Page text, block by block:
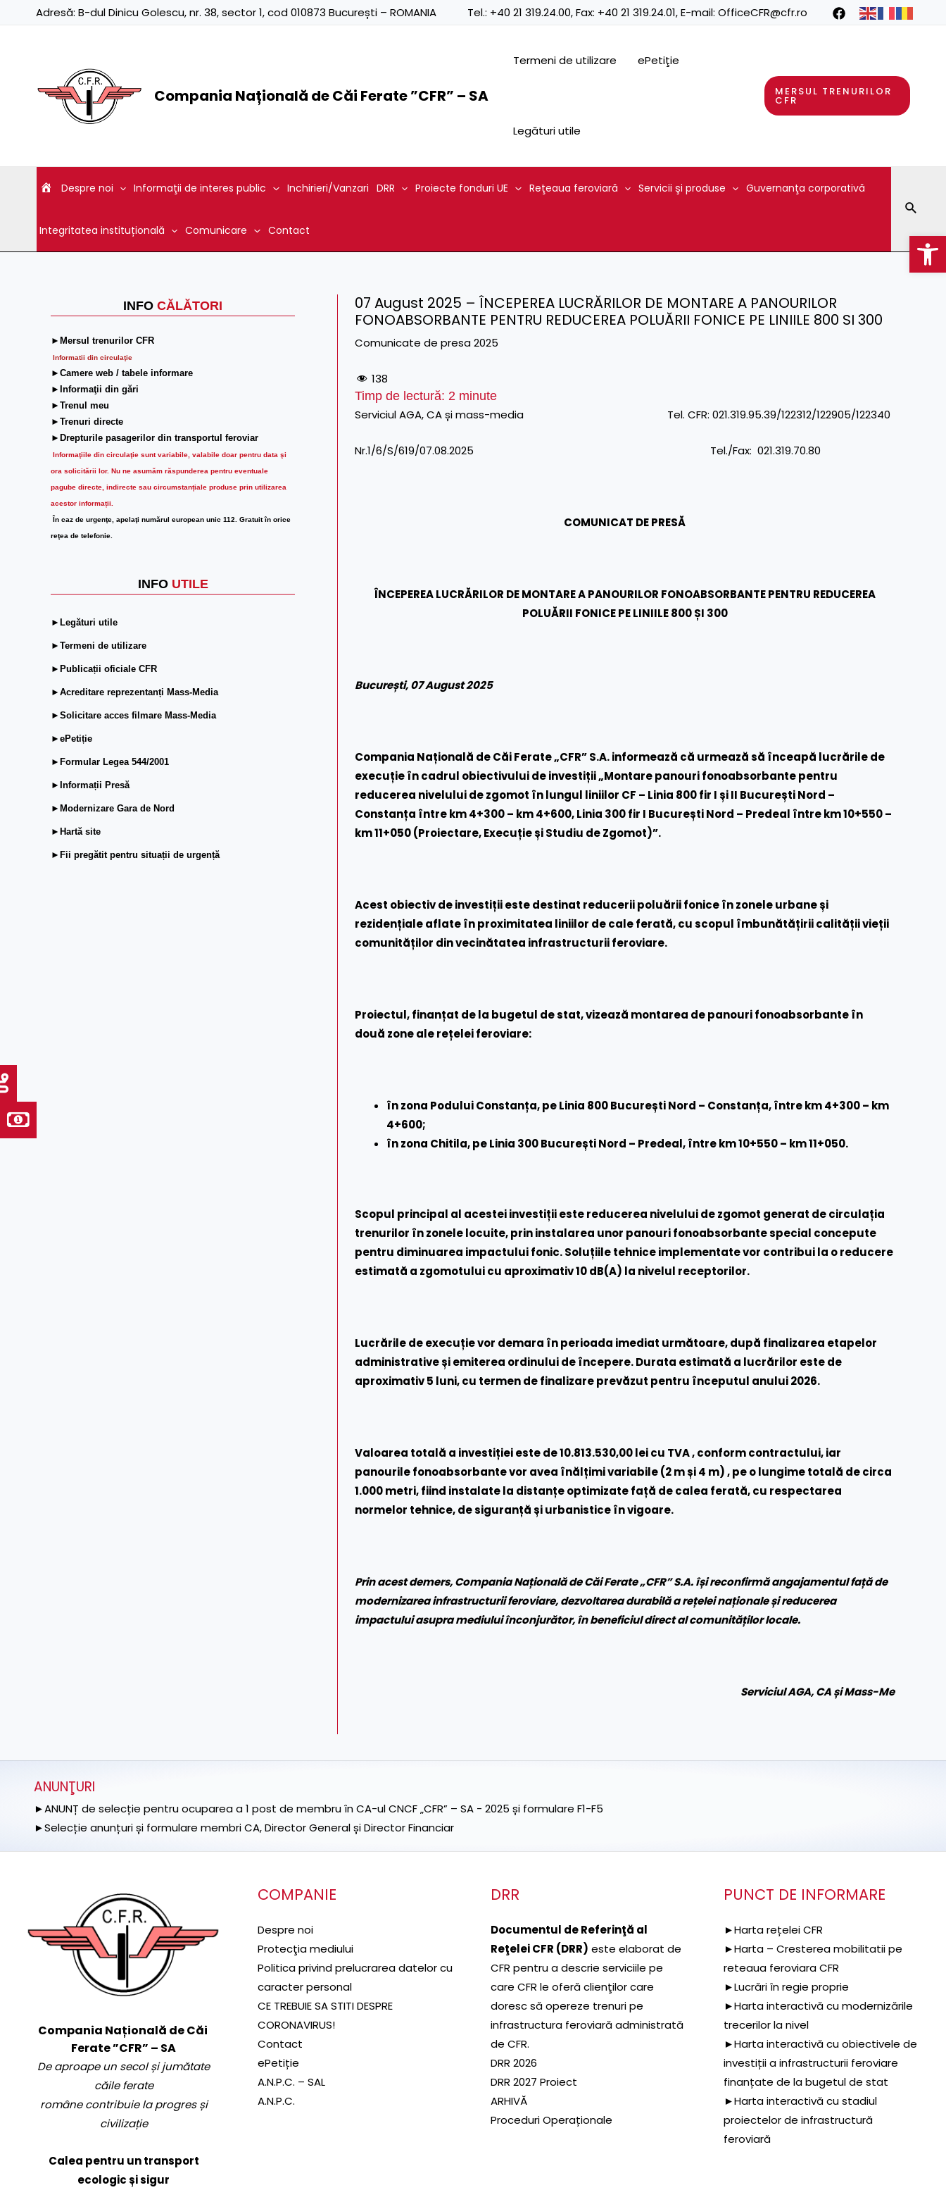
Adresă: B-dul Dinicu Golescu, nr. 38, sector 1, cod 010873 București – ROMANIA Tel.: +40 21 319.24.00, Fax: +40 21 319.24.01, E-mail: OfficeCFR@cfr.ro
Compania Națională de Căi Ferate ”CFR” – SA
Termeni de utilizare ePetiţie
Legături utile
MERSUL TRENURILOR
CFR
Despre noi Informaţii de interes public Inchirieri/Vanzari DRR Proiecte fonduri UE Reţeaua feroviară Servicii şi produse Guvernanţa corporativă
Integritatea instituțională Comunicare Contact
INFO CĂLĂTORI
►Mersul trenurilor CFR
Informatii din circulaţie
►Camere web / tabele informare
►Informaţii din gări
►Trenul meu
►Trenuri directe
►Drepturile pasagerilor din transportul feroviar
Informaţiile din circulaţie sunt variabile, valabile doar pentru data şi
ora solicitării lor. Nu ne asumăm răspunderea pentru eventuale
pagube directe, indirecte sau circumstanțiale produse prin utilizarea
acestor informații.
În caz de urgenţe, apelaţi numărul european unic 112. Gratuit în orice
reţea de telefonie.
INFO UTILE
►Legături utile
►Termeni de utilizare
►Publicații oficiale CFR
►Acreditare reprezentanți Mass-Media
►Solicitare acces filmare Mass-Media
►ePetiție
►Formular Legea 544/2001
►Informații Presă
►Modernizare Gara de Nord
►Hartă site
►Fii pregătit pentru situații de urgență
07 August 2025 – ÎNCEPEREA LUCRĂRILOR DE MONTARE A PANOURILOR
FONOABSORBANTE PENTRU REDUCEREA POLUĂRII FONICE PE LINIILE 800 SI 300
Comunicate de presa 2025
138
Timp de lectură: 2 minute
Serviciul AGA, CA și mass-media Tel. CFR: 021.319.95.39/122312/122905/122340
Nr.1/6/S/619/07.08.2025 Tel./Fax: 021.319.70.80
COMUNICAT DE PRESĂ
ÎNCEPEREA LUCRĂRILOR DE MONTARE A PANOURILOR FONOABSORBANTE PENTRU REDUCEREA
POLUĂRII FONICE PE LINIILE 800 ȘI 300
București, 07 August 2025
Compania Națională de Căi Ferate „CFR” S.A. informează că urmează să înceapă lucrările de
execuție în cadrul obiectivului de investiții „Montare panouri fonoabsorbante pentru
reducerea nivelului de zgomot în lungul liniilor CF – Linia 800 fir I și II București Nord –
Constanța între km 4+300 – km 4+600, Linia 300 fir I București Nord – Predeal între km 10+550 –
km 11+050 (Proiectare, Execuție și Studiu de Zgomot)”.
Acest obiectiv de investiții este destinat reducerii poluării fonice în zonele urbane și
rezidențiale aflate în proximitatea liniilor de cale ferată, cu scopul îmbunătățirii calității vieții
comunităților din vecinătatea infrastructurii feroviare.
Proiectul, finanțat de la bugetul de stat, vizează montarea de panouri fonoabsorbante în
două zone ale rețelei feroviare:
în zona Podului Constanța, pe Linia 800 București Nord – Constanța, între km 4+300 – km
4+600;
în zona Chitila, pe Linia 300 București Nord – Predeal, între km 10+550 – km 11+050.
Scopul principal al acestei investiții este reducerea nivelului de zgomot generat de circulația
trenurilor în zonele locuite, prin instalarea unor panouri fonoabsorbante special concepute
pentru diminuarea impactului fonic. Soluțiile tehnice implementate vor contribui la o reducere
estimată a zgomotului cu aproximativ 10 dB(A) la nivelul receptorilor.
Lucrările de execuție vor demara în perioada imediat următoare, după finalizarea etapelor
administrative și emiterea ordinului de începere. Durata estimată a lucrărilor este de
aproximativ 5 luni, cu termen de finalizare prevăzut pentru începutul anului 2026.
Valoarea totală a investiției este de 10.813.530,00 lei cu TVA , conform contractului, iar
panourile fonoabsorbante vor avea înălțimi variabile (2 m și 4 m) , pe o lungime totală de circa
1.000 metri, fiind instalate la distanțe optimizate față de calea ferată, cu respectarea
normelor tehnice, de siguranță și urbanistice în vigoare.
Prin acest demers, Compania Națională de Căi Ferate „CFR” S.A. își reconfirmă angajamentul față de
modernizarea infrastructurii feroviare, dezvoltarea durabilă a rețelei naționale și reducerea
impactului asupra mediului înconjurător, în beneficiul direct al comunităților locale.
Serviciul AGA, CA și Mass-Me
ANUNŢURI
►ANUNȚ de selecție pentru ocuparea a 1 post de membru în CA-ul CNCF „CFR” – SA - 2025 și formulare F1-F5
►Selecție anunțuri și formulare membri CA, Director General și Director Financiar
Compania Națională de Căi
Ferate ”CFR” – SA
De aproape un secol și jumătate
căile ferate
române contribuie la progres și
civilizație
Calea pentru un transport
ecologic și sigur
COMPANIE
Despre noi
Protecţia mediului
Politica privind prelucrarea datelor cu
caracter personal
CE TREBUIE SA STITI DESPRE
CORONAVIRUS!
Contact
ePetiție
A.N.P.C. – SAL
A.N.P.C.
DRR
Documentul de Referinţă al
Reţelei CFR (DRR) este elaborat de
CFR pentru a descrie serviciile pe
care CFR le oferă clienţilor care
doresc să opereze trenuri pe
infrastructura feroviară administrată
de CFR.
DRR 2026
DRR 2027 Proiect
ARHIVĂ
Proceduri Operaționale
PUNCT DE INFORMARE
►Harta rețelei CFR
►Harta – Cresterea mobilitatii pe
reteaua feroviara CFR
►Lucrări în regie proprie
►Harta interactivă cu modernizările
trecerilor la nivel
►Harta interactivă cu obiectivele de
investiții a infrastructurii feroviare
finanțate de la bugetul de stat
►Harta interactivă cu stadiul
proiectelor de infrastructură
feroviară